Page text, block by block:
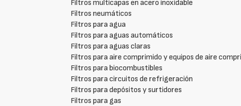
Filtros multicapas en acero inoxidable
Filtros neumáticos
Filtros para agua
Filtros para aguas automáticos
Filtros para aguas claras
Filtros para aire comprimido y equipos de aire
Filtros para biocombustibles
Filtros para circuitos de refrigeración
Filtros para depósitos y surtidores
Filtros para gas